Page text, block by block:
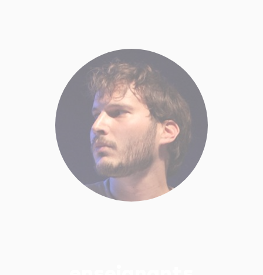
chercher un enseignant
les tarifs
les autres activités d'icm